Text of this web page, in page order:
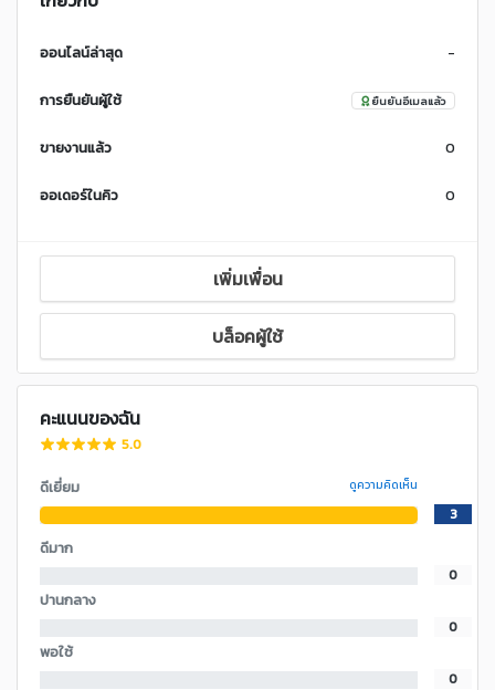
ออนไลน์ล่าสุด -
การยืนยันผู้ใช้ ยืนยันอีเมลแล้ว
ขายงานแล้ว 0
ออเดอร์ในคิว 0
เพิ่มเพื่อน
บล็อคผู้ใช้
คะแนนของฉัน
5.0
ดีเยี่ยม ดูความคิดเห็น
3
ดีมาก
0
ปานกลาง
0
พอใช้
0